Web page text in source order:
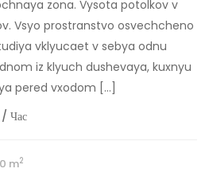
zona. Vysota potolkov v
Vsyo prostranstvo osvechcheno
vklyucaet v sebya odnu
iz klyuch dushevaya, kuxnyu
pered vxodom […]
/ Час
m2